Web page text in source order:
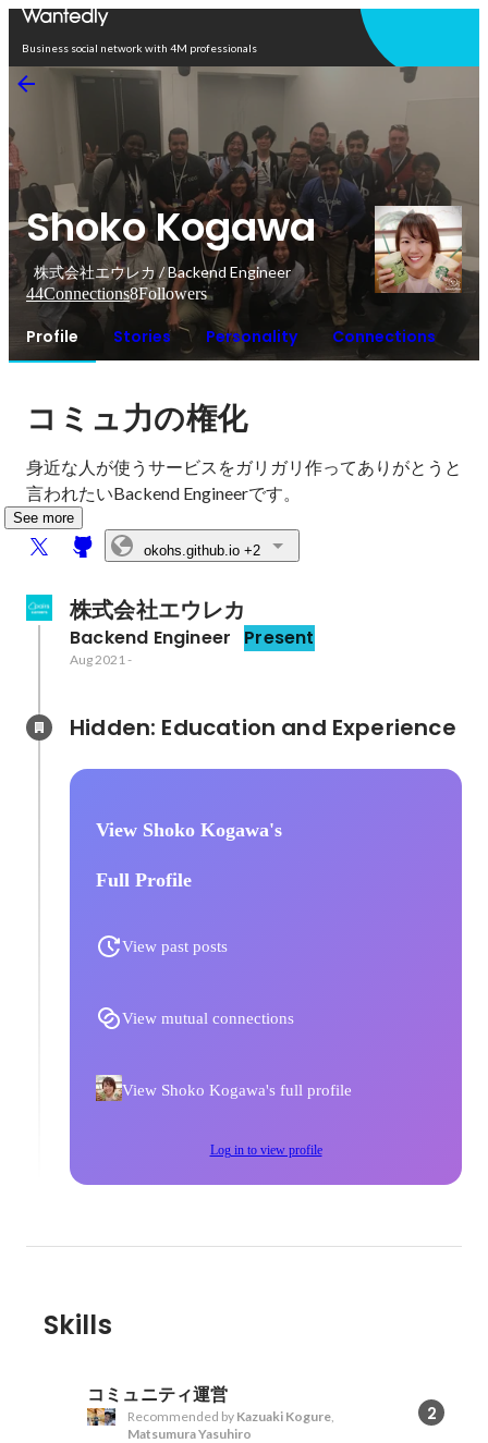
Business social network with 4M professionals
Shoko Kogawa
株式会社エウレカ / Backend Engineer
44Connections8Followers
Profile Stories Personality Connections
コミュ力の権化
身近な人が使うサービスをガリガリ作ってありがとうと
言われたいBackend Engineerです。
See more
okohs.github.io +2
株式会社エウレカ
Backend Engineer Present
Aug 2021-
View Shoko Kogawa's
Full Profile
View past posts
View mutual connections
View Shoko Kogawa's full profile
Log in to view profile
Skills
コミュニティ運営
2
Recommended by Kazuaki Kogure,
Matsumura Yasuhiro